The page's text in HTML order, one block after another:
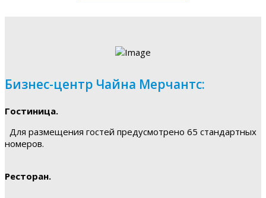
Бизнес-центр Чайна Мерчантс:
Гостиница.
Для размещения гостей предусмотрено 65 стандартных
номеров.
Ресторан.